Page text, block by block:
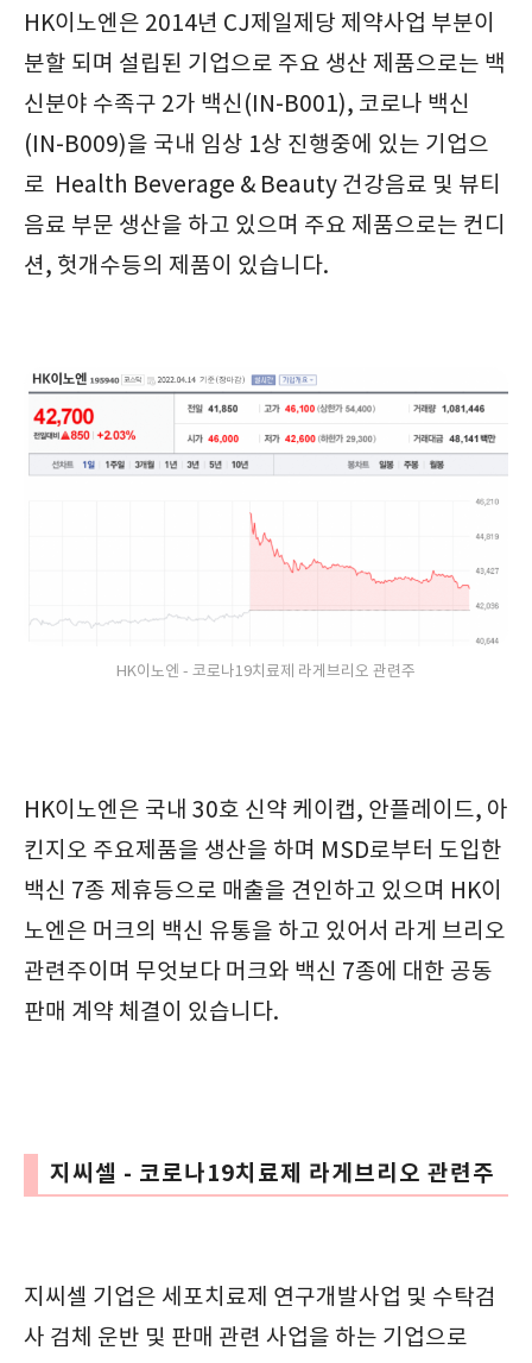
HK이노엔은 2014년 CJ제일제당 제약사업 부분이
분할 되며 설립된 기업으로 주요 생산 제품으로는 백
신분야 수족구 2가 백신(IN-B001), 코로나 백신
(IN-B009)을 국내 임상 1상 진행중에 있는 기업으
로 Health Beverage & Beauty 건강음료 및 뷰티
음료 부문 생산을 하고 있으며 주요 제품으로는 컨디
션, 헛개수등의 제품이 있습니다.
HK이노엔 - 코로나19치료제 라게브리오 관련주
HK이노엔은 국내 30호 신약 케이캡, 안플레이드, 아
킨지오 주요제품을 생산을 하며 MSD로부터 도입한
백신 7종 제휴등으로 매출을 견인하고 있으며 HK이
노엔은 머크의 백신 유통을 하고 있어서 라게 브리오
관련주이며 무엇보다 머크와 백신 7종에 대한 공동
판매 계약 체결이 있습니다.
지씨셀 - 코로나19치료제 라게브리오 관련주
지씨셀 기업은 세포치료제 연구개발사업 및 수탁검
사 검체 운반 및 판매 관련 사업을 하는 기업으로